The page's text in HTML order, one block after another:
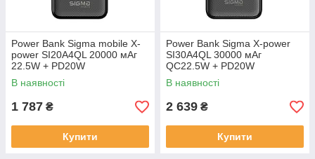
Power Bank Sigma mobile X-
power SI20A4QL 20000 мАг
22.5W + PD20W
В наявності
1 787 ₴
Купити
Power Bank Sigma X-power
SI30A4QL 30000 мАг
QC22.5W + PD20W
В наявності
2 639 ₴
Купити